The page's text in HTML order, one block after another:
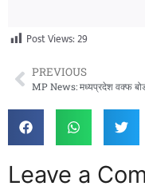
Post Views:29
PREVIOUS
Leave a